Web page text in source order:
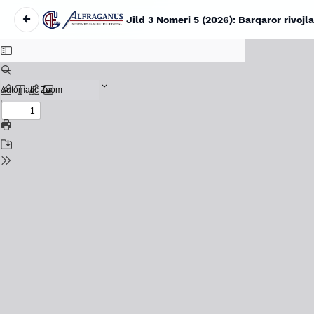
←
Maqola tafsilotlariga qaytish
Jild 3 Nomeri 5 (2026): Barqaror